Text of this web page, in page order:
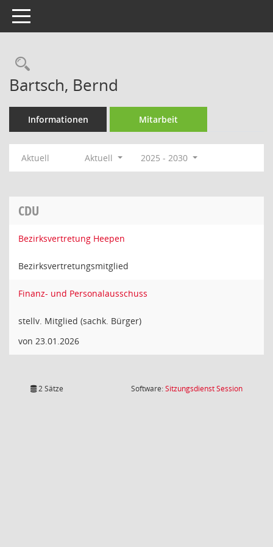
Toggle navigation
Rechercheauswahl
Bartsch, Bernd
Informationen Mitarbeit
Aktuell Aktuell 2025 - 2030
CDU
Bezirksvertretung Heepen
Bezirksvertretungsmitglied
Finanz- und Personalausschuss
stellv. Mitglied (sachk. Bürger)
von 23.01.2026
2 Sätze Software:SitzungsdienstSession(Wird in